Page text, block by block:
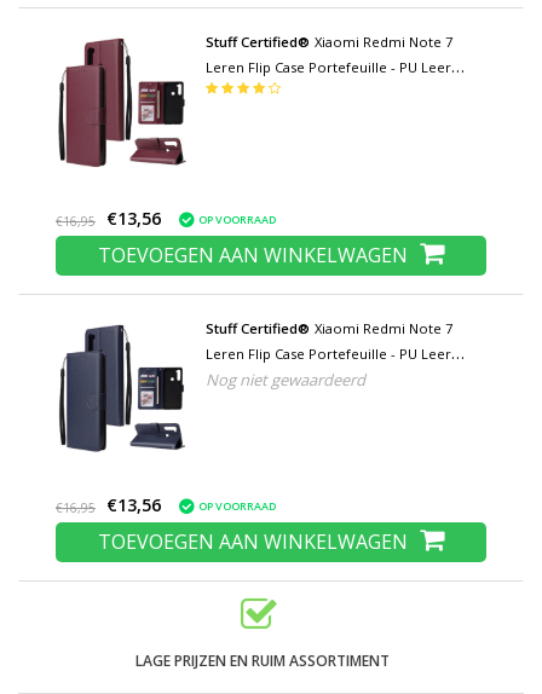
Stuff Certified® Xiaomi Redmi Note 7
Leren Flip Case Portefeuille - PU Leer
Wallet Cover Cas Hoesje Bordeaux
€16,95 €13,56 OP VOORRAAD
TOEVOEGEN AAN WINKELWAGEN
Stuff Certified® Xiaomi Redmi Note 7
Leren Flip Case Portefeuille - PU Leer
Wallet Cover Cas Hoesje Blauw
Nog niet gewaardeerd
€16,95 €13,56 OP VOORRAAD
TOEVOEGEN AAN WINKELWAGEN
LAGE PRIJZEN EN RUIM ASSORTIMENT